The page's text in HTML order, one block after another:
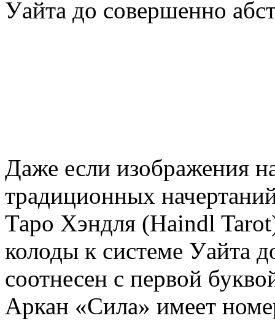
Уайта до совершенно
Даже если изображения
традиционных
Таро Хэндля (Haindl
колоды к системе Уайта
соотнесен с первой
Аркан «Сила» имеет